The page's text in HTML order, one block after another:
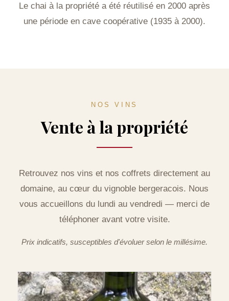
Le chai à la propriété a été réutilisé en 2000 après
une période en cave coopérative (1935 à 2000).
NOS VINS
Vente à la propriété
Retrouvez nos vins et nos coffrets directement au
domaine, au cœur du vignoble bergeracois. Nous
vous accueillons du lundi au vendredi — merci de
téléphoner avant votre visite.
Prix indicatifs, susceptibles d'évoluer selon le millésime.